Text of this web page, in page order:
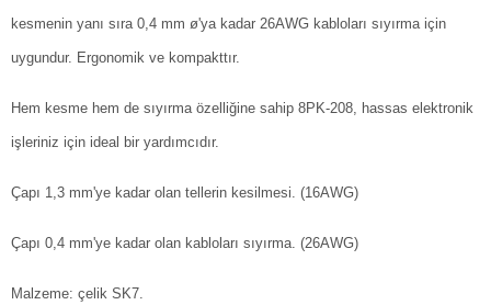
kesmenin yanı sıra 0,4 mm ø'ya kadar 26AWG kabloları sıyırma için
uygundur. Ergonomik ve kompakttır.
Hem kesme hem de sıyırma özelliğine sahip 8PK-208, hassas elektronik
işleriniz için ideal bir yardımcıdır.
Çapı 1,3 mm'ye kadar olan tellerin kesilmesi. (16AWG)
Çapı 0,4 mm'ye kadar olan kabloları sıyırma. (26AWG)
Malzeme: çelik SK7.